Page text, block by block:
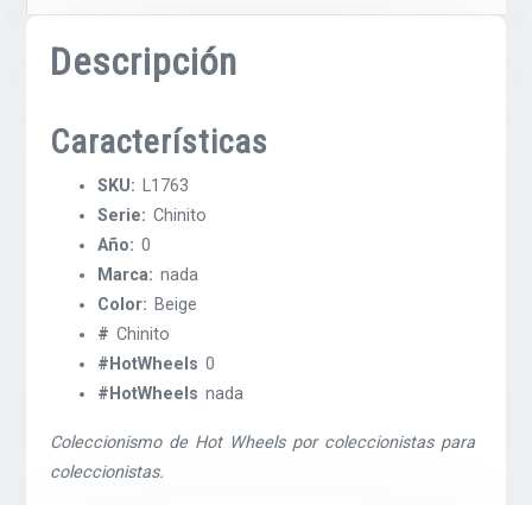
Descripción
Características
SKU: L1763
Serie: Chinito
Año: 0
Marca: nada
Color: Beige
# Chinito
#HotWheels 0
#HotWheels nada
Coleccionismo de Hot Wheels por coleccionistas para
coleccionistas.